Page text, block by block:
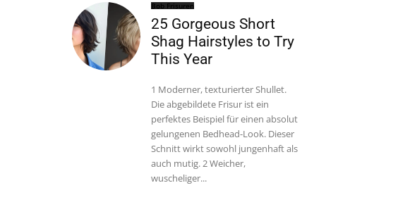
Bob Frisuren
25 Gorgeous Short
Shag Hairstyles to Try
This Year
1 Moderner, texturierter Shullet.
Die abgebildete Frisur ist ein
perfektes Beispiel für einen absolut
gelungenen Bedhead-Look. Dieser
Schnitt wirkt sowohl jungenhaft als
auch mutig. 2 Weicher,
wuscheliger...